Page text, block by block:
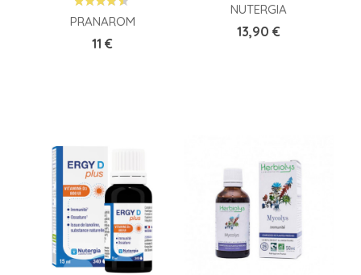
PRANAROM
Prix
11 €
NUTERGIA
Prix
13,90 €